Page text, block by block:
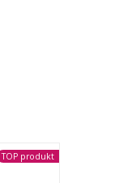
TOP produkt